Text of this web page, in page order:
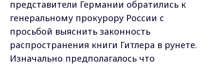
представители Германии обратились к
генеральному прокурору России с
просьбой выяснить законность
распространения книги Гитлера в рунете.
Изначально предполагалось что